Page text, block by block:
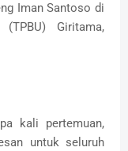
Iman Santoso di
Giritama,
kali pertemuan,
untuk seluruh